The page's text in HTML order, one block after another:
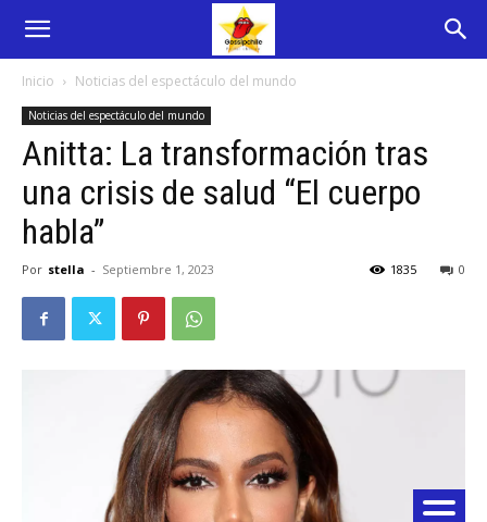
Inicio Noticias del espectáculo del mundo
Noticias del espectáculo del mundo
Anitta: La transformación tras
una crisis de salud “El cuerpo
habla”
Por stella - Septiembre 1, 2023 0
1835